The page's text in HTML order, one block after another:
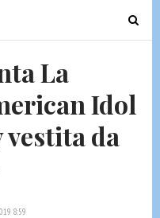
T
o
l
e
La
Idol
vestita da
8:59